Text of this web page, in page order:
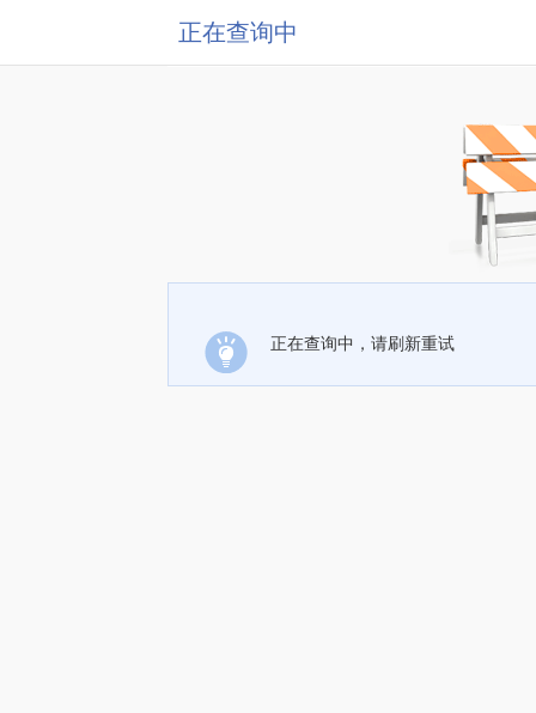
正在查询中
正在查询中，请刷新重试